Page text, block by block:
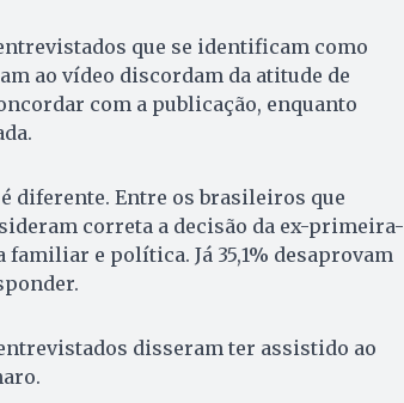
que se identificam como
ao vídeo discordam da atitude de
com a publicação, enquanto
diferente. Entre os brasileiros que
correta a decisão da ex-primeira-
e política. Já 35,1% desaprovam
disseram ter assistido ao